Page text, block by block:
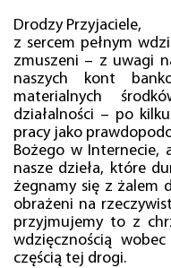
Drodzy Przyjaciele,
z sercem pełnym
zmuszeni – z uwagi
naszych kont
materialnych
działalności – po
pracy jako
Bożego w Internecie,
nasze dzieła, które
żegnamy się z żalem
obrażeni na
przyjmujemy to z
wdzięcznością
częścią tej drogi.